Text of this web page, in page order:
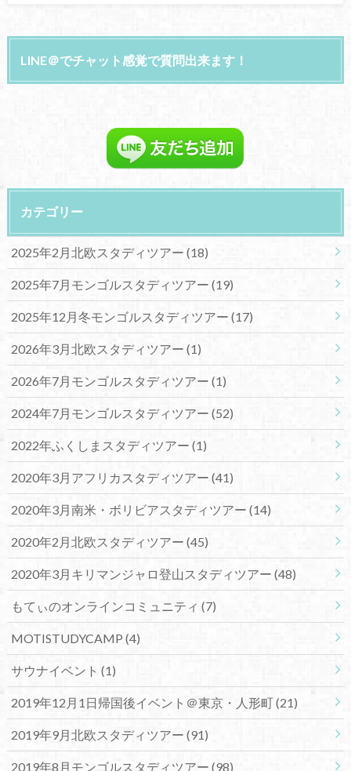
LINE＠でチャット感覚で質問出来ます！
カテゴリー
2025年2月北欧スタディツアー (18)
2025年7月モンゴルスタディツアー (19)
2025年12月冬モンゴルスタディツアー (17)
2026年3月北欧スタディツアー (1)
2026年7月モンゴルスタディツアー (1)
2024年7月モンゴルスタディツアー (52)
2022年ふくしまスタディツアー (1)
2020年3月アフリカスタディツアー (41)
2020年3月南米・ボリビアスタディツアー (14)
2020年2月北欧スタディツアー (45)
2020年3月キリマンジャロ登山スタディツアー (48)
もてぃのオンラインコミュニティ (7)
MOTISTUDYCAMP (4)
サウナイベント (1)
2019年12月1日帰国後イベント＠東京・人形町(21)
2019年9月北欧スタディツアー (91)
2019年8月モンゴルスタディツアー (98)